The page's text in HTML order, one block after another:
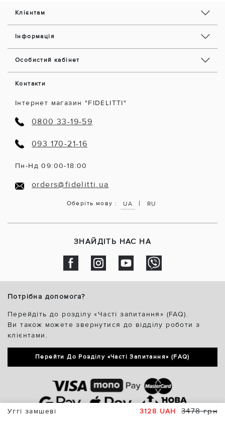
Уггі замшеві 3128 UAH 3478 грн
Клієнтам
Інформація
Особистий кабінет
Контакти
Інтернет магазин "FIDELITTI"
0800 33-19-59
093 170-21-16
Пн-Нд 09:00-18:00
orders@fidelitti.ua
Оберіть мову : UA | RU
ЗНАЙДІТЬ НАС НА
Потрібна допомога?
Перейдіть до розділу «Часті запитання» (FAQ).
Ви також можете звернутися до відділу роботи з
клієнтами.
Перейти До Розділу «Часті Запитання» (FAQ)